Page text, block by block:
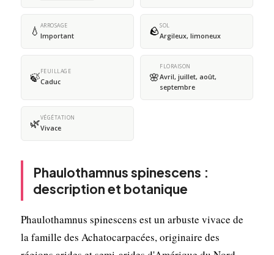
💧 ARROSAGE
Important 🪨SOL
Argileux, limoneux
🍃FEUILLAGE
Caduc 🌸
FLORAISON
Avril, juillet, août,
septembre
🌿VÉGÉTATION
Vivace
Phaulothamnus spinescens :
description et botanique
Phaulothamnus spinescens est un arbuste vivace de
la famille des Achatocarpacées, originaire des